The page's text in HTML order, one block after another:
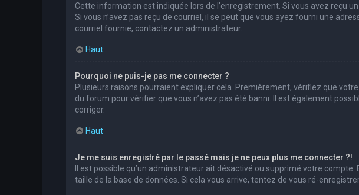
Cette information est indiquée lors de l’enregistrement. Si vous avez reçu
Si vous n’avez pas reçu de courriel, il se peut que vous ayez fourni une
courriel fournie, contactez un administrateur.
Haut
Pourquoi ne puis-je pas me connecter ?
Plusieurs raisons pourraient expliquer cela. Premièrement, vérifiez que
du forum pour vérifier que vous n’avez pas été banni. Il est également
corriger.
Haut
Je me suis enregistré par le passé mais je ne peux plus me connecter ?!
Il est possible qu’un administrateur ait désactivé ou supprimé votre
taille de la base de données. Si cela vous arrive, tentez de vous ré-